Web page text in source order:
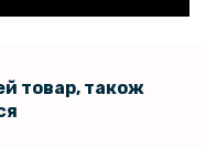
товар, також